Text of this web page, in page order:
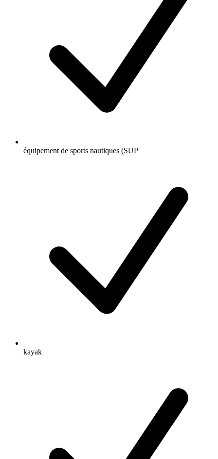
équipement de sports nautiques (SUP
kayak